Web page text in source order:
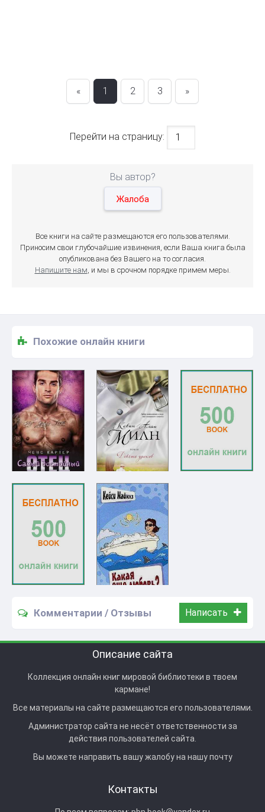
« 1 2 3 »
Перейти на страницу:
Вы автор?
Жалоба
Все книги на сайте размещаются его пользователями.
Приносим свои глубочайшие извинения, если Ваша книга была
опубликована без Вашего на то согласия.
Напишите нам , и мы в срочном порядке примем меры.
Похожие онлайн книги
Комментарии / Отзывы Написать
Описание сайта
Коллекция онлайн книг мировой библиотеки в твоем
кармане!
Все материалы на сайте размещаются его пользователями.
Администратор сайта не несёт ответственности за
действия пользователей сайта.
Вы можете направить вашу жалобу на нашу почту
Контакты